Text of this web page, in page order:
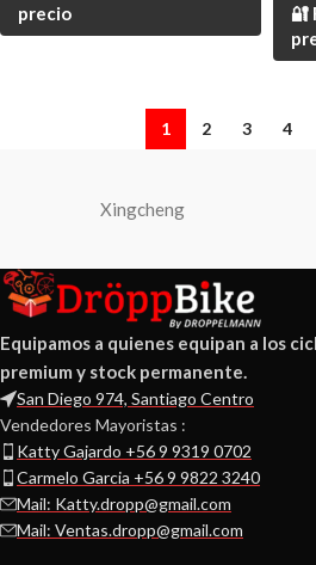
precio
🔐
1 2 3 4
Xingcheng
Equipamos a quienes equipan a los
premium y stock permanente.
San Diego 974, Santiago Centro
Vendedores Mayoristas :
Katty Gajardo +56 9 9319 0702
Carmelo Garcia +56 9 9822 3240
Mail: Katty.dropp@gmail.com
Mail: Ventas.dropp@gmail.com